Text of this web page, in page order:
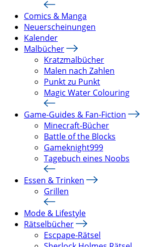
Comics & Manga
Neuerscheinungen
Kalender
Malbücher
Kratzmalbücher
Malen nach Zahlen
Punkt zu Punkt
Magic Water Colouring
Game-Guides & Fan-Fiction
Minecraft-Bücher
Battle of the Blocks
Gameknight999
Tagebuch eines Noobs
Essen & Trinken
Grillen
Mode & Lifestyle
Rätselbücher
Escpape-Rätsel